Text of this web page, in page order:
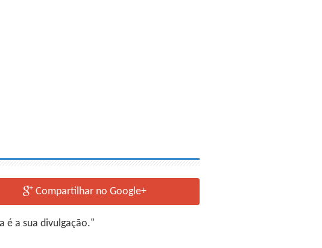
Compartilhar no Google+
é a sua divulgação."